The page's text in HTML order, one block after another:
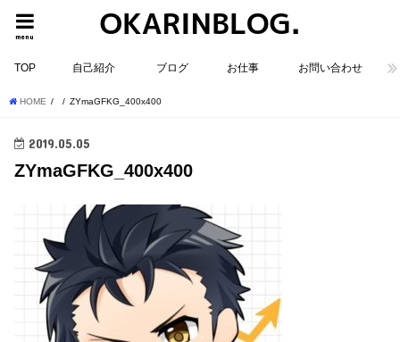
menu
TOP 自己紹介 ブログ お仕事 お問い合わせ
HOME ZYmaGFKG_400x400
2019.05.05
ZYmaGFKG_400x400